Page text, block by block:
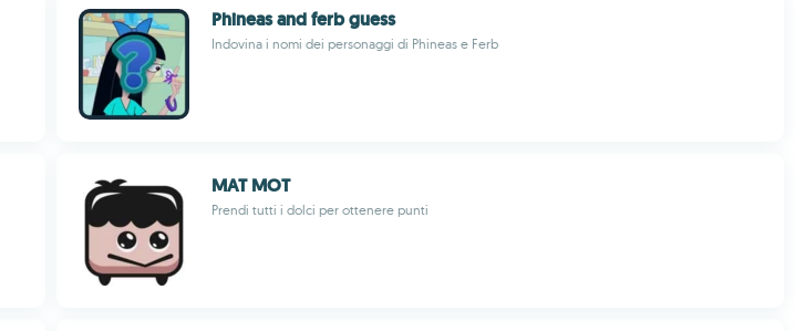
Phineas and ferb guess
Indovina i nomi dei personaggi di Phineas e Ferb
MAT MOT
Prendi tutti i dolci per ottenere punti